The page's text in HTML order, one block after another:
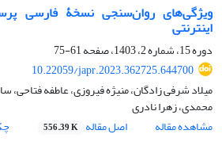
ویژگی‌های روان‌سنجی نسخۀ فارسی
اینترنتی
دوره 15، شماره 2، 1403، صفحه
61-75
10.22059/japr.2023.362725.644700
میلاد شرفی زادگان، منیژه فیروزی، عاطفه فتاحی،
محمدی، زهرا نادری
مشاهده مقاله
اصل مقاله 556.39 K